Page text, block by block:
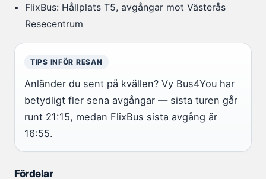
FlixBus: Hållplats T5, avgångar mot Västerås
Resecentrum
TIPS INFÖR RESAN
Anländer du sent på kvällen? Vy Bus4You har
betydligt fler sena avgångar — sista turen går
runt 21:15, medan FlixBus sista avgång är
16:55.
Fördelar